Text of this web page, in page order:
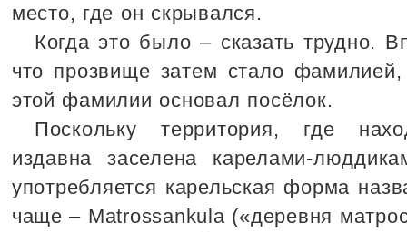
место, где он скрывался.
Когда это было – сказать трудно.
что прозвище затем стало
этой фамилии основал посёлок.
Поскольку территория, где
издавна заселена карелами-
употребляется карельская форма
чаще – Matrossankula («деревня